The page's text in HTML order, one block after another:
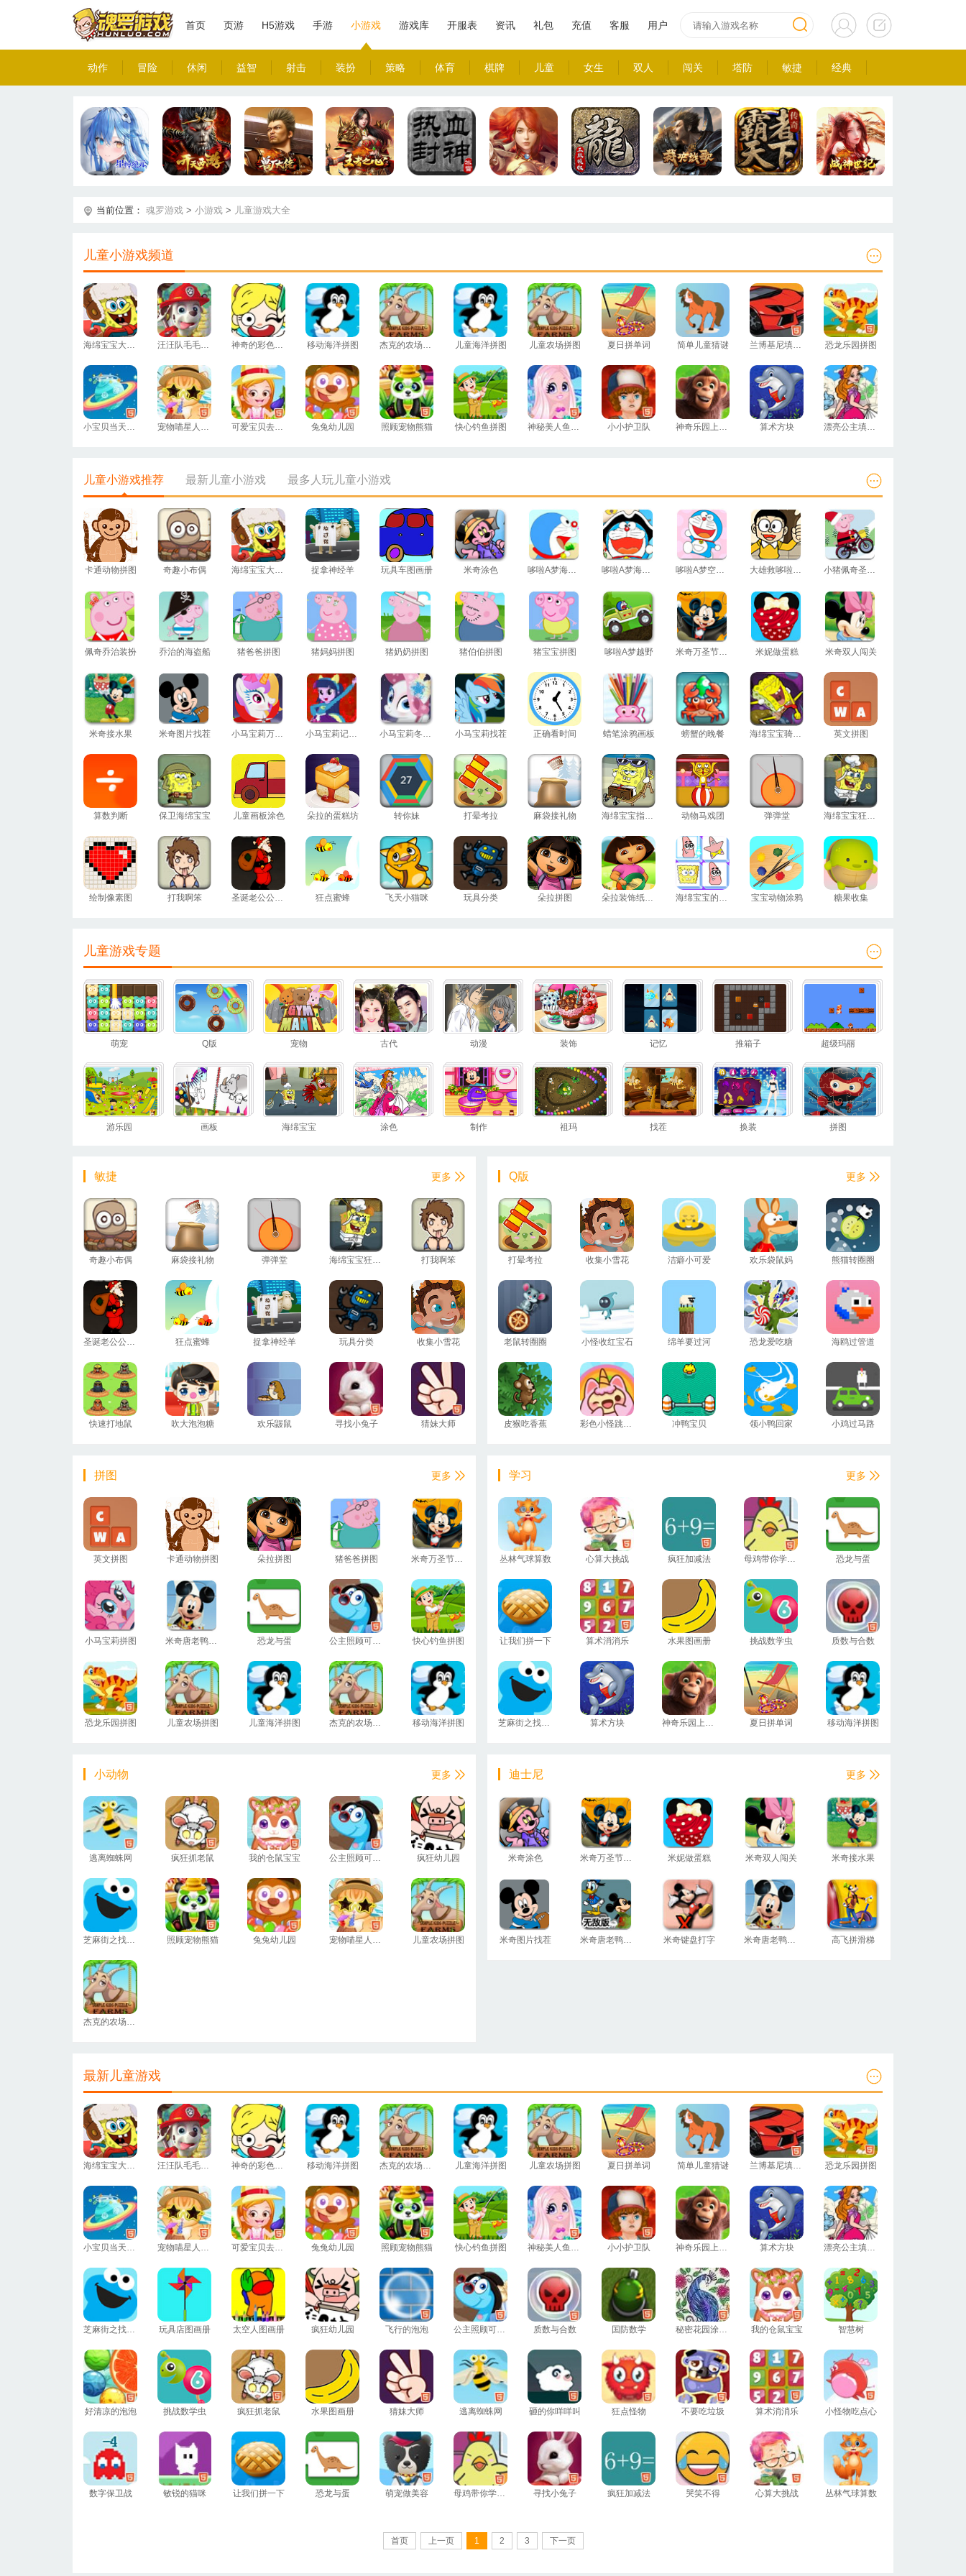
首页 页游 H5游戏 手游 小游戏
动作 冒险 休闲 益智 射击 装扮 策略 体育 棋牌 儿童 女生 双人 闯关 塔防 敏捷 经典
游戏库 开服表 资讯 礼包 充值 客服 用户
当前位置： 魂罗游戏 > 小游戏 > 儿童游戏大全
儿童小游戏频道
海绵宝宝大富翁 汪汪队毛毛消防 神奇的彩色画笔 移动海洋拼图 杰克的农场拼图 儿童海洋拼图 儿童农场拼图 夏日拼单词 简单儿童猜谜 兰博基尼填颜色 恐龙乐园拼图
小宝贝当天文学家 宠物喵星人的夏日之旅 可爱宝贝去农场 兔兔幼儿园 照顾宠物熊猫 快心钓鱼拼图 神秘美人鱼世界 小小护卫队 神奇乐园上色本 算术方块 漂亮公主填颜色
儿童小游戏推荐 最新儿童小游戏 最多人玩儿童小游戏
卡通动物拼图 奇趣小布偶 海绵宝宝大富翁 捉拿神经羊 玩具车图画册 米奇涂色 哆啦A梦海边探险 哆啦A梦海底探险 哆啦A梦空间挑战 大雄救哆啦A梦 小猪佩奇圣诞送礼
佩奇乔治装扮 乔治的海盗船 猪爸爸拼图 猪妈妈拼图 猪奶奶拼图 猪伯伯拼图 猪宝宝拼图 哆啦A梦越野 米奇万圣节拼图 米妮做蛋糕 米奇双人闯关
米奇接水果 米奇图片找茬 小马宝莉万圣装扮 小马宝莉记忆牌 小马宝莉冬季装扮 小马宝莉找茬 正确看时间 蜡笔涂鸦画板 螃蟹的晚餐 海绵宝宝骑行冒险 英文拼图
算数判断 保卫海绵宝宝 儿童画板涂色 朵拉的蛋糕坊 转你妹 打晕考拉 麻袋接礼物 海绵宝宝指挥交通 动物马戏团 弹弹堂 海绵宝宝狂追火鸡
绘制像素图 打我啊笨 圣诞老公公回家 狂点蜜蜂 飞天小猫咪 玩具分类 朵拉拼图 朵拉装饰纸杯蛋糕 海绵宝宝的连连看 宝宝动物涂鸦 糖果收集
儿童游戏专题
萌宠 Q版 宠物 古代 动漫 装饰 记忆 推箱子 超级玛丽
游乐园 画板 海绵宝宝 涂色 制作 祖玛 找茬 换装 拼图
敏捷 更多
奇趣小布偶 麻袋接礼物 弹弹堂 海绵宝宝狂追火鸡 打我啊笨
圣诞老公公回家 狂点蜜蜂 捉拿神经羊 玩具分类 收集小雪花
快速打地鼠 吹大泡泡糖 欢乐鼹鼠 寻找小兔子 猜妹大师
Q版 更多
打晕考拉 收集小雪花 洁癖小可爱 欢乐袋鼠妈 熊猫转圈圈
老鼠转圈圈 小怪收红宝石 绵羊要过河 恐龙爱吃糖 海鸥过管道
皮猴吃香蕉 彩色小怪跳跳2 冲鸭宝贝 领小鸭回家 小鸡过马路
拼图 更多
英文拼图 卡通动物拼图 朵拉拼图 猪爸爸拼图 米奇万圣节拼图
小马宝莉拼图 米奇唐老鸭高飞拼图 恐龙与蛋 公主照顾可爱小恐龙 快心钓鱼拼图
恐龙乐园拼图 儿童农场拼图 儿童海洋拼图 杰克的农场拼图 移动海洋拼图
学习 更多
丛林气球算数 心算大挑战 疯狂加减法 母鸡带你学数学 恐龙与蛋
让我们拼一下 算术消消乐 水果图画册 挑战数学虫 质数与合数
芝麻街之找饼干 算术方块 神奇乐园上色本 夏日拼单词 移动海洋拼图
小动物 更多
逃离蜘蛛网 疯狂抓老鼠 我的仓鼠宝宝 公主照顾可爱小恐龙 疯狂幼儿园
芝麻街之找饼干 照顾宠物熊猫 兔兔幼儿园 宠物喵星人的夏日之旅 儿童农场拼图
杰克的农场拼图
迪士尼 更多
米奇涂色 米奇万圣节拼图 米妮做蛋糕 米奇双人闯关 米奇接水果
米奇图片找茬 米奇唐老鸭双人闯关无敌版 米奇键盘打字 米奇唐老鸭高飞拼图 高飞拼滑梯
最新儿童游戏
海绵宝宝大富翁 汪汪队毛毛消防 神奇的彩色画笔 移动海洋拼图 杰克的农场拼图 儿童海洋拼图 儿童农场拼图 夏日拼单词 简单儿童猜谜 兰博基尼填颜色 恐龙乐园拼图
小宝贝当天文学家 宠物喵星人的夏日之旅 可爱宝贝去农场 兔兔幼儿园 照顾宠物熊猫 快心钓鱼拼图 神秘美人鱼世界 小小护卫队 神奇乐园上色本 算术方块 漂亮公主填颜色
芝麻街之找饼干 玩具店图画册 太空人图画册 疯狂幼儿园 飞行的泡泡 公主照顾可爱小恐龙 质数与合数 国防数学 秘密花园涂色本 我的仓鼠宝宝 智慧树
好清凉的泡泡 挑战数学虫 疯狂抓老鼠 水果图画册 猜妹大师 逃离蜘蛛网 砸的你咩咩叫 狂点怪物 不要吃垃圾 算术消消乐 小怪物吃点心
数字保卫战 敏锐的猫咪 让我们拼一下 恐龙与蛋 萌宠做美容 母鸡带你学数学 寻找小兔子 疯狂加减法 哭笑不得 心算大挑战 丛林气球算数
首页 上一页 1 2 3 下一页